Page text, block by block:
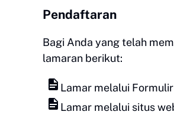
Pendaftaran
Bagi Anda yang telah
lamaran berikut:
Lamar melalui Formulir
Lamar melalui situs